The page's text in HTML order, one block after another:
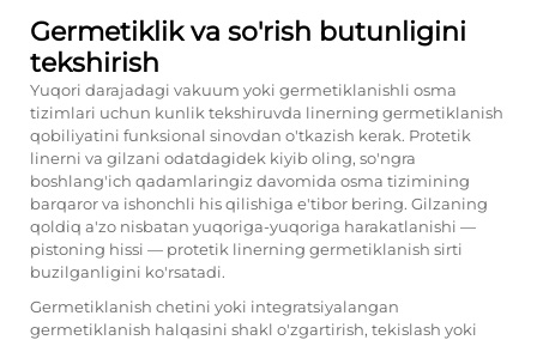
Germetiklik va so'rish butunligini
tekshirish
Yuqori darajadagi vakuum yoki germetiklanishli osma
tizimlari uchun kunlik tekshiruvda linerning germetiklanish
qobiliyatini funksional sinovdan o'tkazish kerak. Protetik
linerni va gilzani odatdagidek kiyib oling, so'ngra
boshlang'ich qadamlaringiz davomida osma tizimining
barqaror va ishonchli his qilishiga e'tibor bering. Gilzaning
qoldiq a'zo nisbatan yuqoriga-yuqoriga harakatlanishi —
pistoning hissi — protetik linerning germetiklanish sirti
buzilganligini ko'rsatadi.
Germetiklanish chetini yoki integratsiyalangan
germetiklanish halqasini shakl o'zgartirish, tekislash yoki